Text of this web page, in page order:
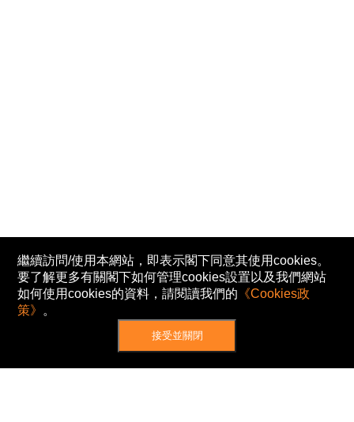
繼續訪問/使用本網站，即表示閣下同意其使用cookies。
要了解更多有關閣下如何管理cookies設置以及我們網站
如何使用cookies的資料，請閱讀我們的 《Cookies政
策》 。
接受並關閉